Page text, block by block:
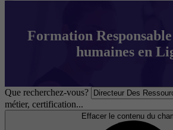
Formation
humaines en
Que recherchez-vous?
métier, certification...
Effacer le contenu du